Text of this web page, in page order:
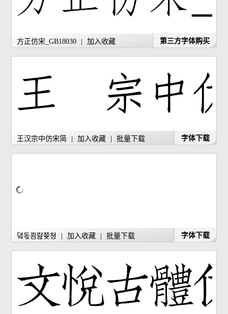
方正仿宋_GB18030 加入收藏 第三方字体购买
王汉宗中仿宋简 加入收藏 批量下载 字体下载
뎤돇쾸럂쯎쳥 加入收藏 批量下载 字体下载